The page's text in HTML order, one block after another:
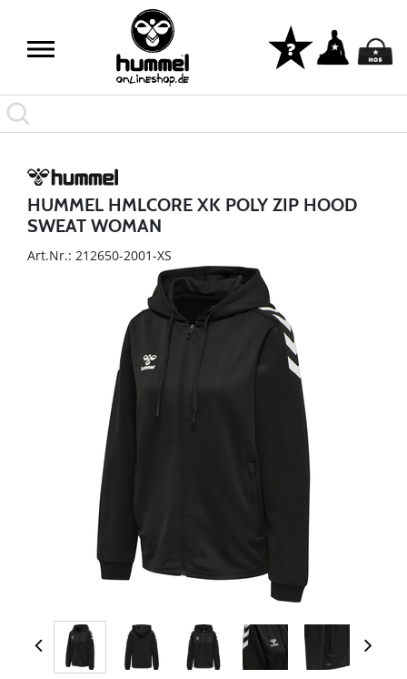
HUMMEL HMLCORE XK POLY ZIP HOOD
SWEAT WOMAN
Art.Nr.: 212650-2001-XS